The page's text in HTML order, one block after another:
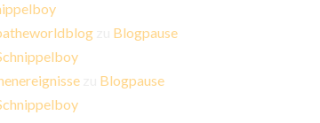
Blogpause
Blogpause